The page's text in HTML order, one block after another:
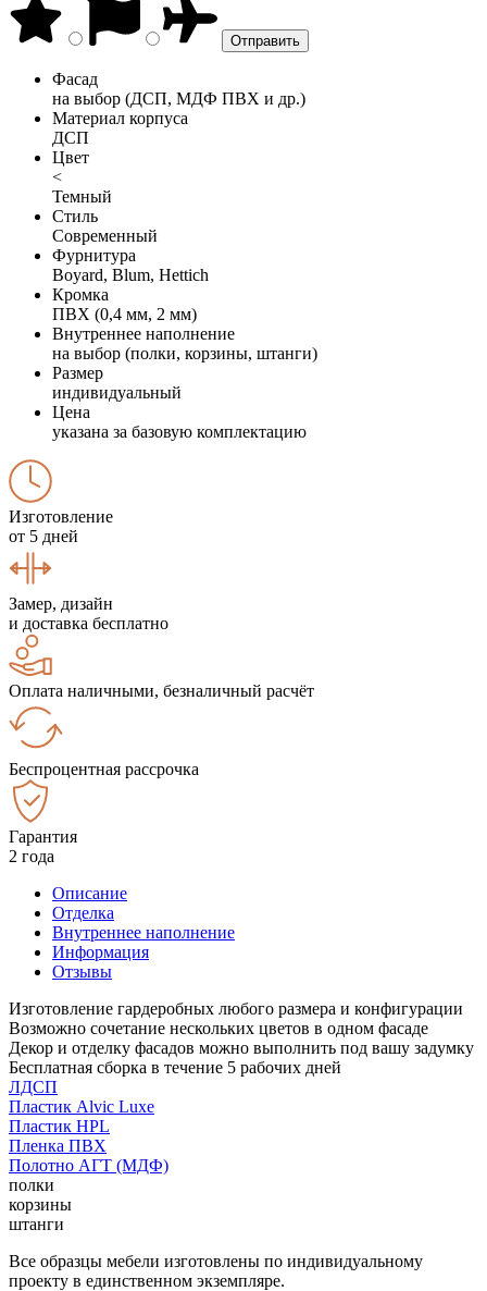
Фасад
на выбор (ДСП, МДФ ПВХ и др.)
Материал корпуса
ДСП
Цвет
<
Темный
Стиль
Современный
Фурнитура
Boyard, Blum, Hettich
Кромка
ПВХ (0,4 мм, 2 мм)
Внутреннее наполнение
на выбор (полки, корзины, штанги)
Размер
индивидуальный
Цена
указана за базовую комплектацию
Изготовление
от 5 дней
Замер, дизайн
и доставка бесплатно
Оплата наличными, безналичный расчёт
Беспроцентная рассрочка
Гарантия
2 года
Описание
Отделка
Внутреннее наполнение
Информация
Отзывы
Изготовление гардеробных любого размера и конфигурации
Возможно сочетание нескольких цветов в одном фасаде
Декор и отделку фасадов можно выполнить под вашу задумку
Бесплатная сборка в течение 5 рабочих дней
ЛДСП
Пластик Alvic Luxe
Пластик HPL
Пленка ПВХ
Полотно АГТ (МДФ)
полки
корзины
штанги
Все образцы мебели изготовлены по индивидуальному
проекту в единственном экземпляре.